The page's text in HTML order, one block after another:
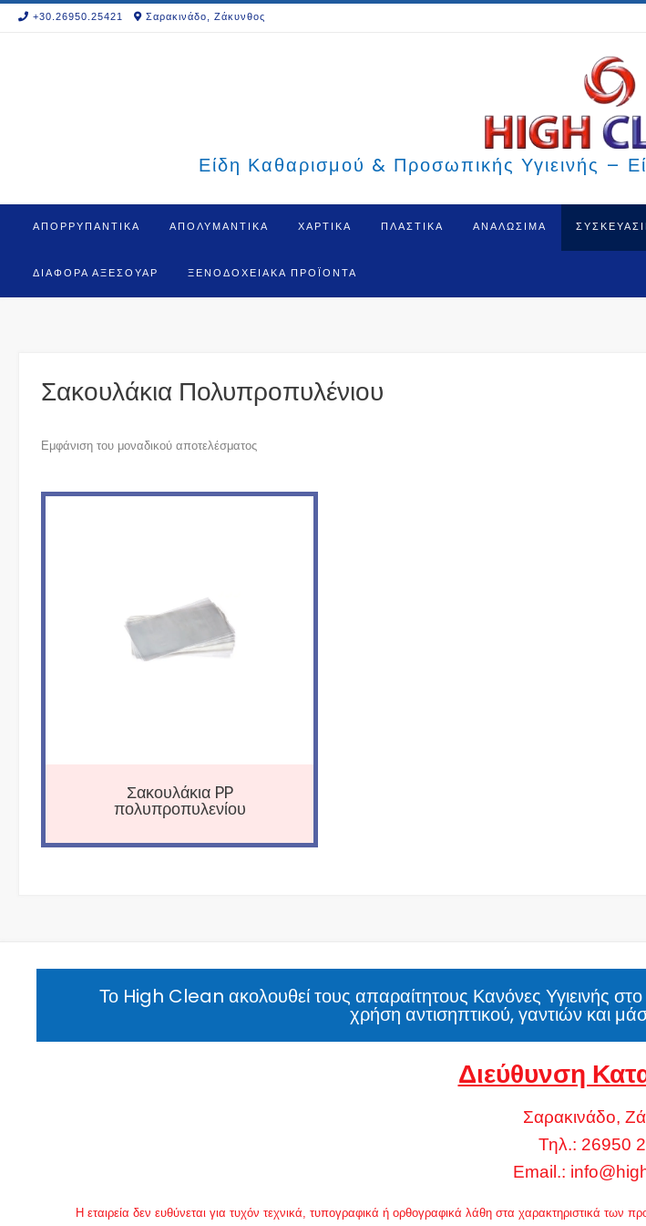
+30.26950.25421 Σαρακινάδο, Ζάκυνθος
Είδη Καθαρισμού & Προσωπικής Υγιεινής –
ΑΠΟΡΡΥΠΑΝΤΙΚΑ ΑΠΟΛΥΜΑΝΤΙΚΑ ΧΑΡΤΙΚΑ ΠΛΑΣΤΙΚΑ ΑΝΑΛΩΣΙΜΑ
ΔΙΆΦΟΡΑ ΑΞΕΣΟΥΆΡ ΞΕΝΟΔΟΧΕΙΑΚΆ ΠΡΟΪΌΝΤΑ
Σακουλάκια Πολυπροπυλένιου
Εμφάνιση του μοναδικού αποτελέσματος
Σακουλάκια PP
πολυπροπυλενίου
Το High Clean ακολουθεί τους απαραίτητους Κανόνες Υγιεινής
χρήση αντισηπτικού, γαντιών και
Διεύθυνση
Σαρακινάδο,
Τηλ.: 26950
Email.:
Η εταιρεία δεν ευθύνεται για τυχόν τεχνικά, τυπογραφικά ή ορθογραφικά λάθη στα χαρακτηριστικά